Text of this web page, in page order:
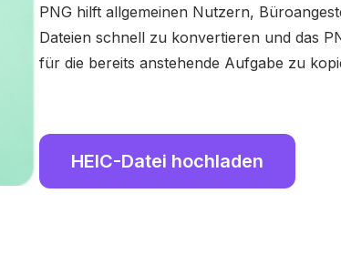
PNG hilft allgemeinen Nutzern,
Dateien schnell zu konvertieren und das
für die bereits anstehende Aufgabe zu
HEIC-Datei hochladen